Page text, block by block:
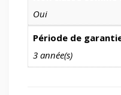
Oui
Période de
3 année(s)